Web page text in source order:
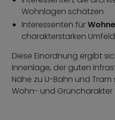
Wohnlagen schätzen
Interessenten für
charakterstarken Umfeld
Diese Einordnung ergibt
Innenlage, der guten
Nähe zu U-Bahn und
Wohn- und Grüncharakter